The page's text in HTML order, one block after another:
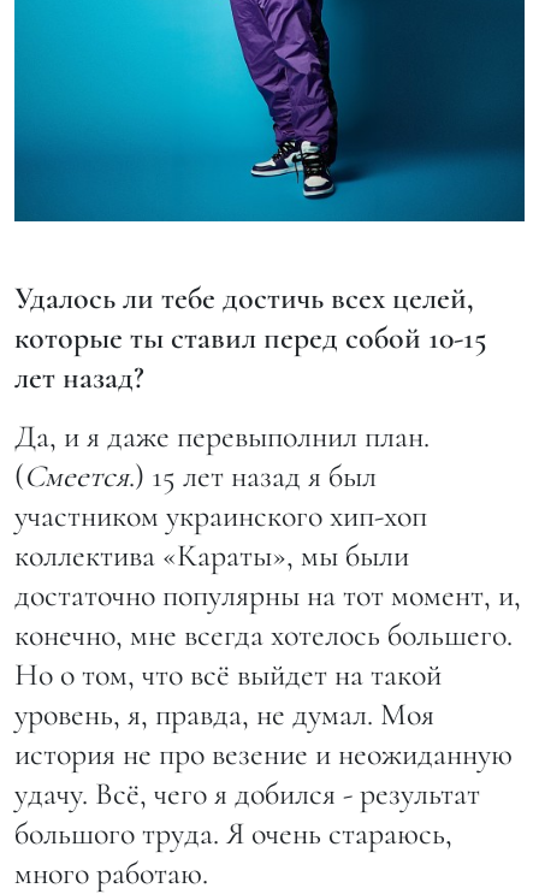
Удалось ли тебе достичь всех целей,
которые ты ставил перед собой 10-15
лет назад?
Да, и я даже перевыполнил план.
(Смеется.) 15 лет назад я был
участником украинского хип-хоп
коллектива «Караты», мы были
достаточно популярны на тот момент, и,
конечно, мне всегда хотелось большего.
Но о том, что всё выйдет на такой
уровень, я, правда, не думал. Моя
история не про везение и неожиданную
удачу. Всё, чего я добился - результат
большого труда. Я очень стараюсь,
много работаю.